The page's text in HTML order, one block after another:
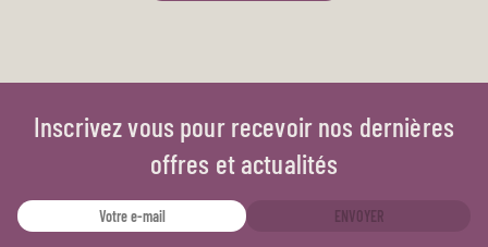
Inscrivez vous pour recevoir nos dernières
offres et actualités
ENVOYER